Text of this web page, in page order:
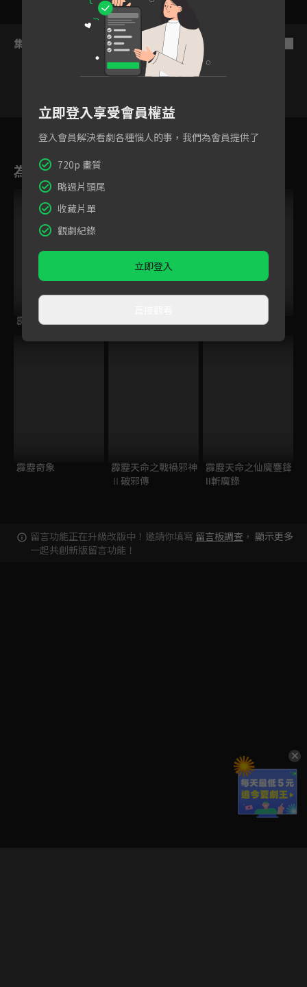
集數列表
為您推薦
霹靂皇朝之鍘龑史
霹靂奇象
霹靂天命之戰禍邪神
Ⅱ破邪傳
霹靂天命之仙魔鏖鋒
II斬魔錄
留言功能正在升級改版中！邀請你填寫 留言板調查 ，
一起共創新版留言功能！
顯示更多
立即登入享受會員權益
登入會員解決看劇各種惱人的事，我們為會員提供了
720p 畫質
略過片頭尾
收藏片單
觀劇紀錄
立即登入